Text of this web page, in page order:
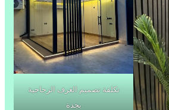
تكلفة تصميم الغرف الزجاجية
بجدة